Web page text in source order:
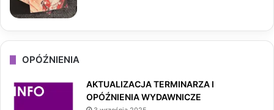
OPÓŹNIENIA
AKTUALIZACJA TERMINARZA I
OPÓŹNIENIA WYDAWNICZE